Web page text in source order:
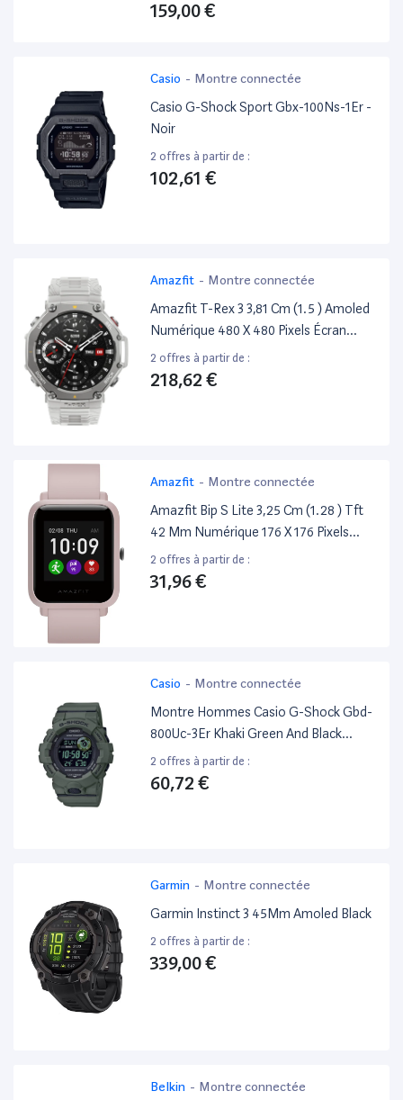
159,00 €
Casio - Montre connectée
Casio G-Shock Sport Gbx-100Ns-1Er -
Noir
2 offres à partir de :
102,61 €
Amazfit - Montre connectée
Amazfit T-Rex 3 3,81 Cm (1.5 ) Amoled
Numérique 480 X 480 Pixels Écran
Tactile Acier Inoxydable GPS (Satellite)
2 offres à partir de :
218,62 €
Amazfit - Montre connectée
Amazfit Bip S Lite 3,25 Cm (1.28 ) Tft
42 Mm Numérique 176 X 176 Pixels
Écran Tactile Rose
2 offres à partir de :
31,96 €
Casio - Montre connectée
Montre Hommes Casio G-Shock Gbd-
800Uc-3Er Khaki Green And Black
Bluetooth LCD 49Mm - Excellent État
2 offres à partir de :
60,72 €
Garmin - Montre connectée
Garmin Instinct 3 45Mm Amoled Black
2 offres à partir de :
339,00 €
Belkin - Montre connectée